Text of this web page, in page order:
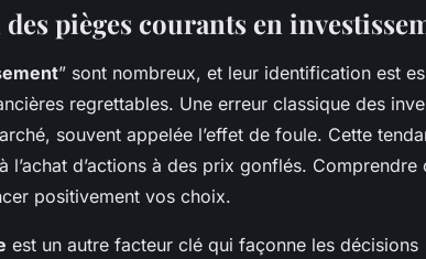
pièges courants en
” sont nombreux, et leur identification est
regrettables. Une erreur classique des
souvent appelée l’effet de foule. Cette
l’achat d’actions à des prix gonflés. Comprendre
positivement vos choix.
est un autre facteur clé qui façonne les décisions